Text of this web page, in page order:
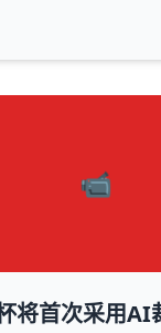
📹
将首次采用AI